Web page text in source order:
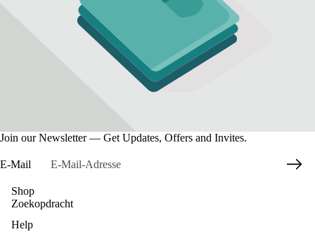
Join our Newsletter — Get Updates, Offers and Invites.
E-Mail
Shop
Zoekopdracht
Help
Datenschutzerklärung
Widerrufsrecht